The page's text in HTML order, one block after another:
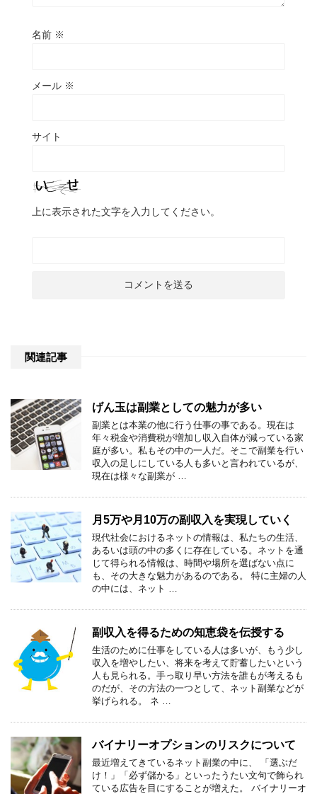
名前 ※
メール ※
サイト
上に表示された文字を入力してください。
関連記事
げん玉は副業としての魅力が多い
副業とは本業の他に行う仕事の事である。現在は
年々税金や消費税が増加し収入自体が減っている家
庭が多い。私もその中の一人だ。そこで副業を行い
収入の足しにしている人も多いと言われているが、
現在は様々な副業が …
月5万や月10万の副収入を実現していく
現代社会におけるネットの情報は、私たちの生活、
あるいは頭の中の多くに存在している。ネットを通
じて得られる情報は、時間や場所を選ばない点に
も、その大きな魅力があるのである。 特に主婦の人
の中には、ネット …
副収入を得るための知恵袋を伝授する
生活のために仕事をしている人は多いが、もう少し
収入を増やしたい、将来を考えて貯蓄したいという
人も見られる。手っ取り早い方法を誰もが考えるも
のだが、その方法の一つとして、ネット副業などが
挙げられる。 ネ …
バイナリーオプションのリスクについて
最近増えてきているネット副業の中に、 「選ぶだ
け！」「必ず儲かる」といったうたい文句で飾られ
ている広告を目にすることが増えた。 バイナリーオ